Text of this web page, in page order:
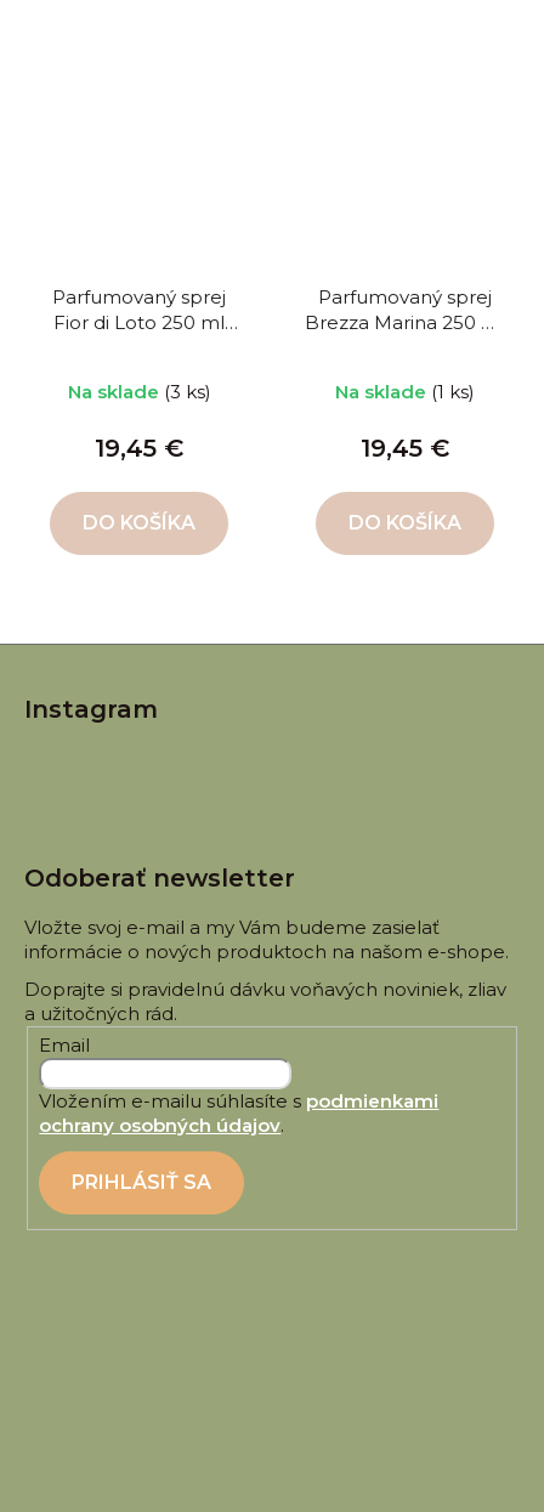
Parfumovaný sprej
Fior di Loto 250 ml
Na sklade (3 ks)
19,45 €
DO KOŠÍKA
Parfumovaný sprej
Brezza Marina 250 ml
Na sklade (1 ks)
19,45 €
DO KOŠÍKA
Instagram
Odoberať newsletter
Vložte svoj e-mail a my Vám budeme zasielať
informácie o nových produktoch na našom e-shope.
Email
Vložením e-mailu súhlasíte s podmienkami
ochrany osobných údajov.
PRIHLÁSIŤ SA